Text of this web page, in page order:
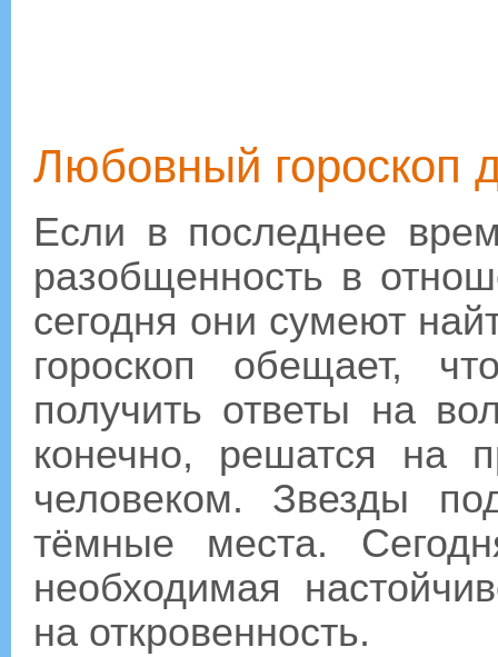
Любовный гороскоп
Если в последнее
разобщенность в
сегодня они сумеют
гороскоп обещает,
получить ответы на
конечно, решатся на
человеком. Звезды
тёмные места.
необходимая
на откровенность.